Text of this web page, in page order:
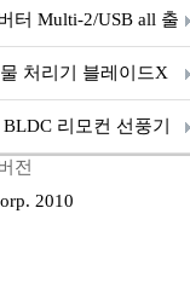
터 Multi-2/USB all 출
처리기 블레이드X
리모컨 선풍기
전
2010